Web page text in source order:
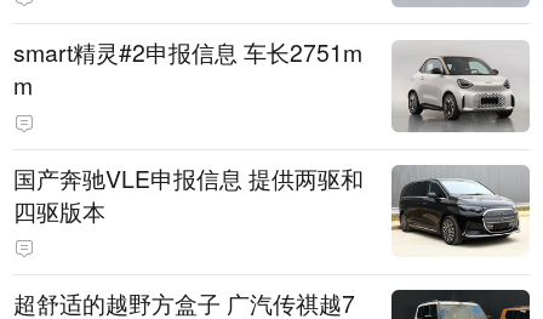
smart精灵#2申报信息 车长2751m
m
国产奔驰VLE申报信息 提供两驱和
四驱版本
超舒适的越野方盒子 广汽传祺越7